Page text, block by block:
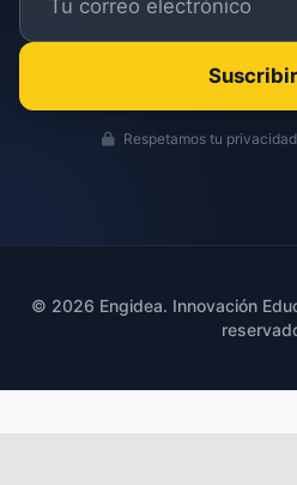
Respetamos tu
© 2026 Engidea. Innovación